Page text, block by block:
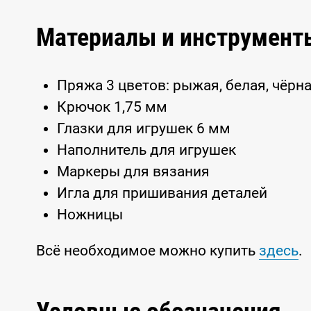
Материалы и
Пряжа 3 цветов: рыжая, белая,
Крючок 1,75 мм
Глазки для игрушек 6 мм
Наполнитель для игрушек
Маркеры для вязания
Игла для пришивания деталей
Ножницы
Всё необходимое можно купить здесь.